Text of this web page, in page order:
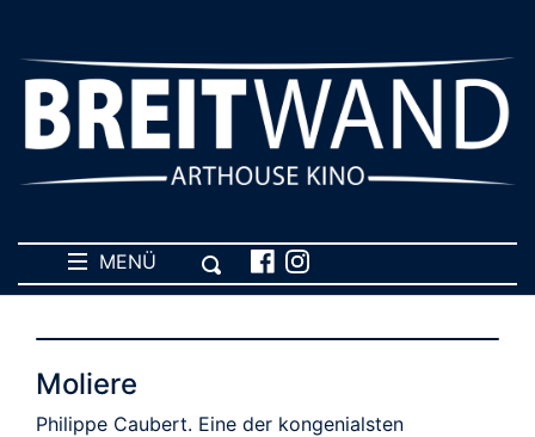
MENÜ
Moliere
Philippe Caubert. Eine der kongenialsten